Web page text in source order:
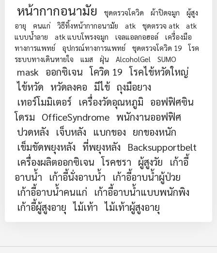
หน้ากากอนามัย ชุดตรวจโควิด ผ้าปิดจมูก
ผู้สูง
อายุ
คนแก่ วิธีทิ้งหน้ากากอนามัย atk ชุดตรวจ atk
atk
แบบน้ำลาย
atk แบบโพรงจมูก เจลแอลกอฮอล์
เครื่องมือ
ทางการแพทย์
อุปกรณ์ทางการแพทย์ ชุดตรวจโควิด 19
โรค
ระบบทางเดินหายใจ
แมส ฝุ่น AlcoholGel SUMO
mask ออกซิเจน โควิด 19 โรคไข้หวัดใหญ่
ไข้หวัด
หวัดลงคอ มีไข้ ถุงมือยาง
เทอร์โมมิเตอร์
เครื่องวัดอุณหภูมิ
ออฟฟิศซิน
โดรม
OfficeSyndrome พนักงานออฟฟิศ
ปวดหลัง
เจ็บหลัง แบกของ
ยกของหนัก
เข็มขัดพยุงหลัง
ที่พยุงหลัง
Backsupportbelt
เครื่องผลิตออกซิเจน โรคชรา ผู้สูงวัย
เก้าอี้
อาบน้ำ
เก้าอี้นั่งอาบน้ำ
เก้าอี้อาบน้ำผู้ป่วย
เก้าอี้อาบน้ำคนแก่
เก้าอี้อาบน้ำแบบพนักพิง
เก้าอี้ผู้สูงอายุ ไม้เท้า ไม้เท้าผู้สูงอายุ